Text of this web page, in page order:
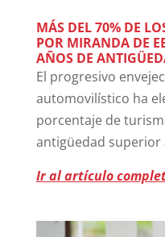
MÁS DEL 70% DE
POR MIRANDA DE
AÑOS DE
El progresivo
automovilístico ha
porcentaje de
antigüedad superior
Ir al artículo